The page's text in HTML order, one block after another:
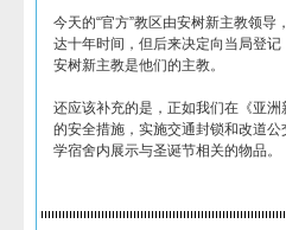
今天的“官方”教区由安树新主教领
达十年时间，但后来决定向当局登
安树新主教是他们的主教。
还应该补充的是，正如我们在《亚
的安全措施，实施交通封锁和改道
学宿舍内展示与圣诞节相关的物品。